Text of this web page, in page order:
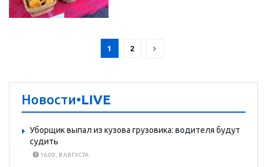
1 2
Новости•LIVE
Уборщик выпал из кузова грузовика: водителя будут
судить
16:09, 8 АВГУСТА